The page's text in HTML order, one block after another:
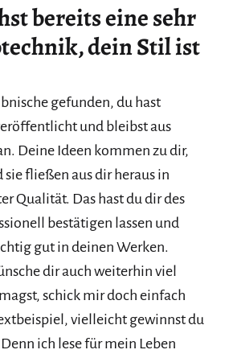
bereits eine sehr
dein Stil ist
gefunden, du hast
und bleibst aus
Deine Ideen kommen zu dir,
fließen aus dir heraus in
Qualität. Das hast du dir des
bestätigen lassen und
gut in deinen Werken.
dir auch weiterhin viel
schick mir doch einfach
vielleicht gewinnst du
ich lese für mein Leben